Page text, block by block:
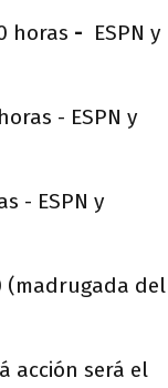
horas - ESPN y
- ESPN y
- ESPN y
(madrugada del
acción será el